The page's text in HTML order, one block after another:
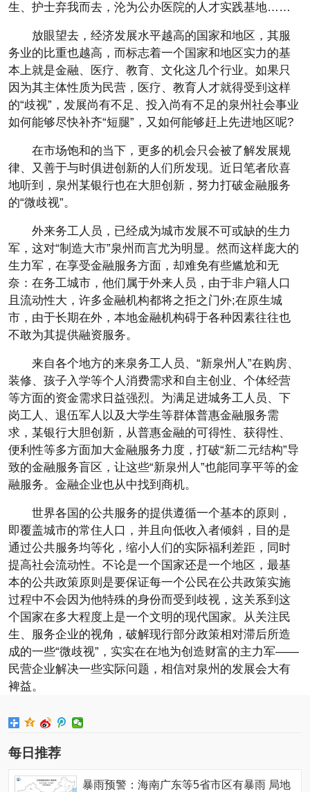
生、护士弃我而去，沦为公办医院的人才实践基地……
放眼望去，经济发展水平越高的国家和地区，其服
务业的比重也越高，而标志着一个国家和地区实力的基
本上就是金融、医疗、教育、文化这几个行业。如果只
因为其主体性质为民营，医疗、教育人才就得受到这样
的“歧视”，发展尚有不足、投入尚有不足的泉州社会事业
如何能够尽快补齐“短腿”，又如何能够赶上先进地区呢?
在市场饱和的当下，更多的机会只会被了解发展规
律、又善于与时俱进创新的人们所发现。近日笔者欣喜
地听到，泉州某银行也在大胆创新，努力打破金融服务
的“微歧视”。
外来务工人员，已经成为城市发展不可或缺的生力
军，这对“制造大市”泉州而言尤为明显。然而这样庞大的
生力军，在享受金融服务方面，却难免有些尴尬和无
奈：在务工城市，他们属于外来人员，由于非户籍人口
且流动性大，许多金融机构都将之拒之门外;在原生城
市，由于长期在外，本地金融机构碍于各种因素往往也
不敢为其提供融资服务。
来自各个地方的来泉务工人员、“新泉州人”在购房、
装修、孩子入学等个人消费需求和自主创业、个体经营
等方面的资金需求日益强烈。为满足进城务工人员、下
岗工人、退伍军人以及大学生等群体普惠金融服务需
求，某银行大胆创新，从普惠金融的可得性、获得性、
便利性等多方面加大金融服务力度，打破“新二元结构”导
致的金融服务盲区，让这些“新泉州人”也能同享平等的金
融服务。金融企业也从中找到商机。
世界各国的公共服务的提供遵循一个基本的原则，
即覆盖城市的常住人口，并且向低收入者倾斜，目的是
通过公共服务均等化，缩小人们的实际福利差距，同时
提高社会流动性。不论是一个国家还是一个地区，最基
本的公共政策原则是要保证每一个公民在公共政策实施
过程中不会因为他特殊的身份而受到歧视，这关系到这
个国家在多大程度上是一个文明的现代国家。从关注民
生、服务企业的视角，破解现行部分政策相对滞后所造
成的一些“微歧视”，实实在在地为创造财富的主力军——
民营企业解决一些实际问题，相信对泉州的发展会大有
裨益。
每日推荐
暴雨预警：海南广东等5省市区有暴雨 局地